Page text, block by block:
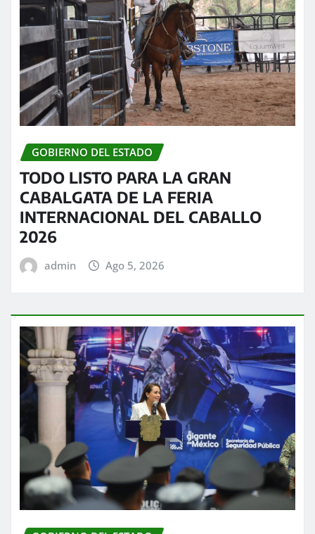
GOBIERNO DEL ESTADO
TODO LISTO PARA LA GRAN
CABALGATA DE LA FERIA
INTERNACIONAL DEL CABALLO
2026
admin Ago 5, 2026